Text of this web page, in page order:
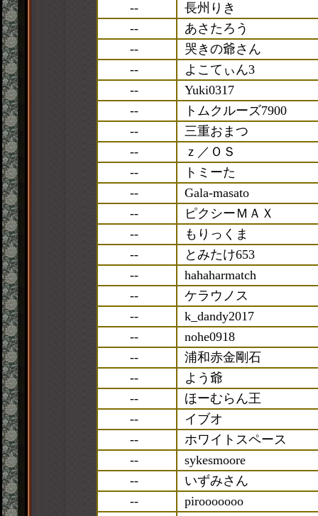
--
長州りき
--
あさたろう
--
哭きの爺さん
--
よこてぃん3
--
Yuki0317
--
トムクルーズ7900
--
三重おまつ
--
ｚ／ＯＳ
--
トミーた
--
Gala-masato
--
ピクシーＭＡＸ
--
もりっくま
--
とみたけ653
--
hahaharmatch
--
ケラウノス
--
k_dandy2017
--
nohe0918
--
浦和赤金剛石
--
よう爺
--
ほーむらん王
--
イブオ
--
ホワイトスペース
--
sykesmoore
--
いずみさん
--
pirooooooo